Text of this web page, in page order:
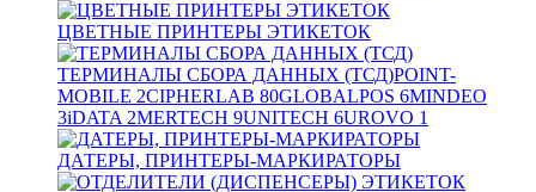
ЦВЕТНЫЕ ПРИНТЕРЫ ЭТИКЕТОК
ТЕРМИНАЛЫ СБОРА ДАННЫХ (ТСД)POINT-
MOBILE 2CIPHERLAB 80GLOBALPOS 6MINDEO
3iDATA 2MERTECH 9UNITECH 6UROVO 1
ДАТЕРЫ, ПРИНТЕРЫ-МАРКИРАТОРЫ